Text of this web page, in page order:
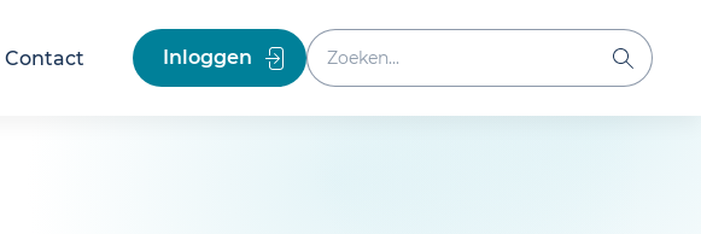
Contact Inloggen
Zoeken binnen website
Zoeken